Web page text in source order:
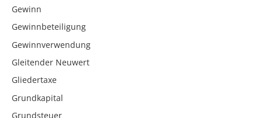
Gewinn
Gewinnbeteiligung
Gewinnverwendung
Gleitender Neuwert
Gliedertaxe
Grundkapital
Grundsteuer